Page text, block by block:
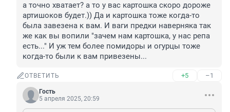
а точно хватает? а то у вас картошка скоро дороже
артишоков будет.)) Да и картошка тоже когда-то
была завезена к вам. И ваги предки наверняка так
же как вы вопили "зачем нам картошка, у нас репа
есть..." И уж тем более помидоры и огурцы тоже
когда-то были к вам привезены...
ОТВЕТИТЬ +5 –1
Гость
5 апреля 2025, 20:59